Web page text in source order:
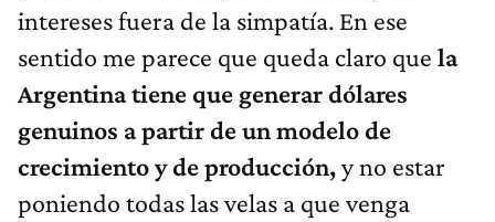
intereses fuera de la simpatía. En ese
sentido me parece que queda claro que la
Argentina tiene que generar dólares
genuinos a partir de un modelo de
crecimiento y de producción,y no estar
poniendo todas las velas a que venga